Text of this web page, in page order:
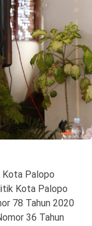
Palopo
Kota Palopo
78 Tahun 2020
36 Tahun